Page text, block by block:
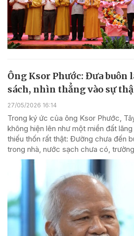
Ông Ksor Phước: Đưa buôn
sách, nhìn thẳng vào sự
27/05/2026 16:14
Trong ký ức của ông Ksor Phước,
không hiện lên như một miền đất
thiếu thốn rất thật: Đường chưa đến
trong nhà, nước sạch chưa có,